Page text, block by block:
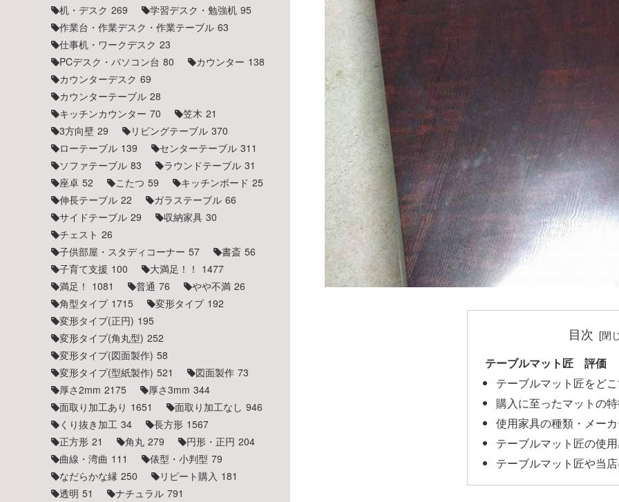
目次
テーブルマット匠 評価
テーブルマット匠をど
購入に至ったマットの
使用家具の種類・メー
テーブルマット匠の使
テーブルマット匠や当
机・デスク 269 学習デスク・勉強机 95
作業台・作業デスク・作業テーブル 63
仕事机・ワークデスク 23
PCデスク・パソコン台 80 カウンター 138
カウンターデスク 69
カウンターテーブル 28
キッチンカウンター 70 笠木 21
3方向壁 29 リビングテーブル 370
ローテーブル 139 センターテーブル 311
ソファテーブル 83 ラウンドテーブル 31
座卓 52 こたつ 59 キッチンボード 25
伸長テーブル 22 ガラステーブル 66
サイドテーブル 29 収納家具 30
チェスト 26
子供部屋・スタディコーナー 57 書斎 56
子育て支援 100 大満足！！ 1477
満足！ 1081 普通 76 やや不満 26
角型タイプ 1715 変形タイプ 192
変形タイプ(正円) 195
変形タイプ(角丸型) 252
変形タイプ(図面製作) 58
変形タイプ(型紙製作) 521 図面製作 73
厚さ2mm 2175 厚さ3mm 344
面取り加工あり 1651 面取り加工なし 946
くり抜き加工 34 長方形 1567
正方形 21 角丸 279 円形・正円 204
曲線・湾曲 111 俵型・小判型 79
なだらかな縁 250 リピート購入 181
透明 51 ナチュラル 791